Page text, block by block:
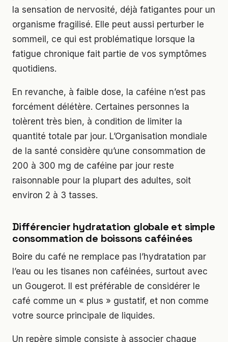
la sensation de nervosité, déjà fatigantes pour un
organisme fragilisé. Elle peut aussi perturber le
sommeil, ce qui est problématique lorsque la
fatigue chronique fait partie de vos symptômes
quotidiens.
En revanche, à faible dose, la caféine n’est pas
forcément délétère. Certaines personnes la
tolèrent très bien, à condition de limiter la
quantité totale par jour. L’Organisation mondiale
de la santé considère qu’une consommation de
200 à 300 mg de caféine par jour reste
raisonnable pour la plupart des adultes, soit
environ 2 à 3 tasses.
Différencier hydratation globale et simple
consommation de boissons caféinées
Boire du café ne remplace pas l’hydratation par
l’eau ou les tisanes non caféinées, surtout avec
un Gougerot. Il est préférable de considérer le
café comme un « plus » gustatif, et non comme
votre source principale de liquides.
Un repère simple consiste à associer chaque